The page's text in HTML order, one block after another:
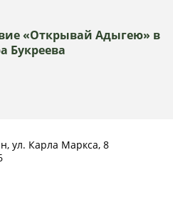
«Открывай Адыгею» в
Букреева
ул. Карла Маркса, 8